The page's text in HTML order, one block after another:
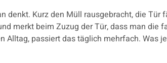
denkt. Kurz den Müll rausgebracht, die
merkt beim Zuzug der Tür, dass man
Alltag, passiert das täglich mehrfach. Was